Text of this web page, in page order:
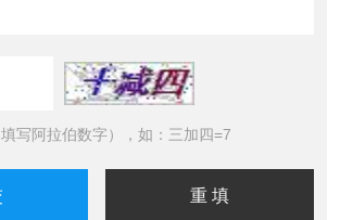
写阿拉伯数字），如：三加四=7